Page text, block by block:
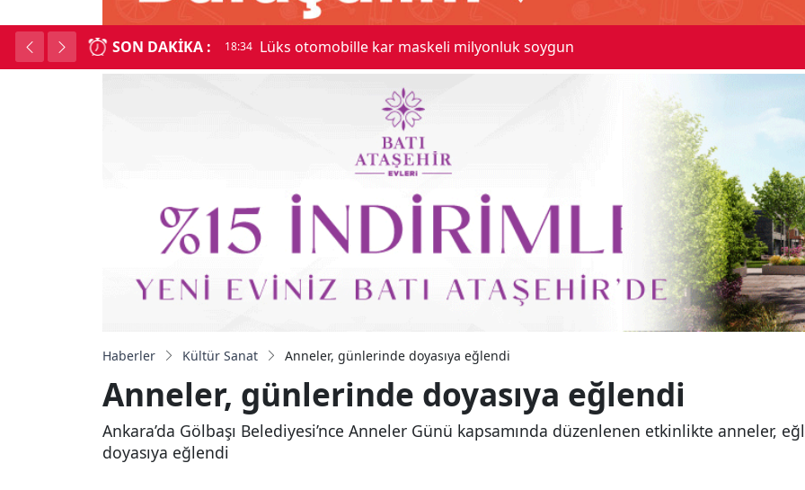
SON DAKIKA : 18:34 Kadınhanı'nda çok sayıda araç birbirine girdi
Haberler Kültür Sanat Anneler, günlerinde doyasıya eğlendi
Anneler, günlerinde doyasıya eğlendi
Ankara’da Gölbaşı Belediyesi’nce Anneler Günü kapsamında düzenlenen etkinlikte anneler,
doyasıya eğlendi